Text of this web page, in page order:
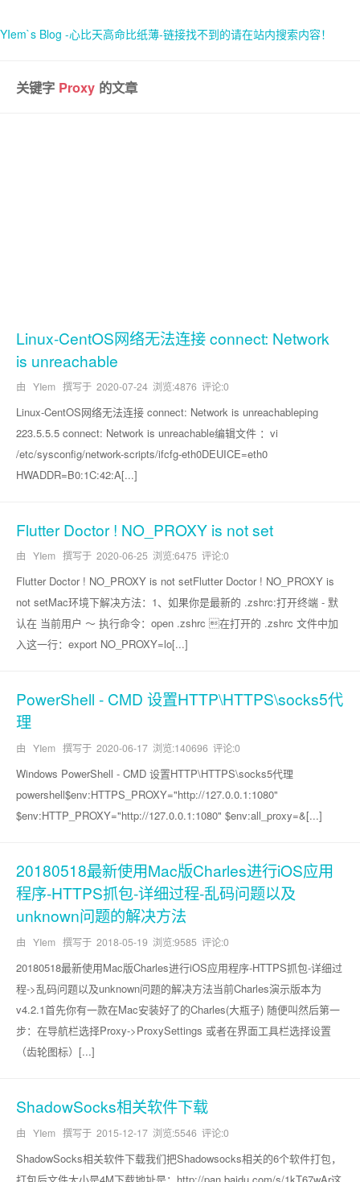
YIem`s Blog -心比天高命比纸薄-链接找不到的请在站内搜索内容！
首页
关键字 Proxy 的文章
Linux-CentOS网络无法连接 connect: Network
is unreachable
由 YIem 撰写于 2020-07-24 浏览:4876 评论:0
Linux-CentOS网络无法连接 connect: Network is unreachableping
223.5.5.5 connect: Network is unreachable编辑文件 ：vi
/etc/sysconfig/network-scripts/ifcfg-eth0DEUICE=eth0
HWADDR=B0:1C:42:A[...]
Flutter Doctor ! NO_PROXY is not set
由 YIem 撰写于 2020-06-25 浏览:6475 评论:0
Flutter Doctor ! NO_PROXY is not setFlutter Doctor ! NO_PROXY is
not setMac环境下解决方法：1、如果你是最新的 .zshrc:打开终端 - 默
认在 当前用户 ～ 执行命令：open .zshrc 在打开的 .zshrc 文件中加
入这一行：export NO_PROXY=lo[...]
PowerShell - CMD 设置HTTP\HTTPS\socks5代
理
由 YIem 撰写于 2020-06-17 浏览:140696 评论:0
Windows PowerShell - CMD 设置HTTP\HTTPS\socks5代理
powershell$env:HTTPS_PROXY="http://127.0.0.1:1080"
$env:HTTP_PROXY="http://127.0.0.1:1080" $env:all_proxy=&[...]
20180518最新使用Mac版Charles进行iOS应用
程序-HTTPS抓包-详细过程-乱码问题以及
unknown问题的解决方法
由 YIem 撰写于 2018-05-19 浏览:9585 评论:0
20180518最新使用Mac版Charles进行iOS应用程序-HTTPS抓包-详细过
程->乱码问题以及unknown问题的解决方法当前Charles演示版本为
v4.2.1首先你有一款在Mac安装好了的Charles(大瓶子) 随便叫然后第一
步：在导航栏选择Proxy->ProxySettings 或者在界面工具栏选择设置
（齿轮图标）[...]
ShadowSocks相关软件下载
由 YIem 撰写于 2015-12-17 浏览:5546 评论:0
ShadowSocks相关软件下载我们把Shadowsocks相关的6个软件打包，